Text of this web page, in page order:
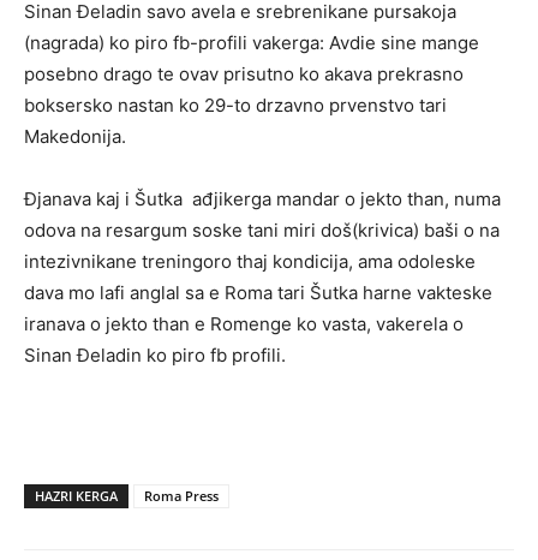
Sinan Đeladin savo avela e srebrenikane pursakoja
(nagrada) ko piro fb-profili vakerga: Avdie sine mange
posebno drago te ovav prisutno ko akava prekrasno
boksersko nastan ko 29-to drzavno prvenstvo tari
Makedonija.
Đjanava kaj i Šutka ađjikerga mandar o jekto than, numa
odova na resargum soske tani miri doš(krivica) baši o na
intezivnikane treningoro thaj kondicija, ama odoleske
dava mo lafi anglal sa e Roma tari Šutka harne vakteske
iranava o jekto than e Romenge ko vasta, vakerela o
Sinan Đeladin ko piro fb profili.
HAZRI KERGA Roma Press